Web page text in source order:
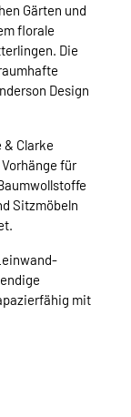
Gärten und
florale
Die
Design
& Clarke
für
Sitzmöbeln
mit